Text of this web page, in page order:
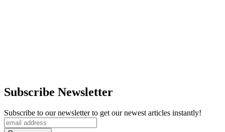
Subscribe Newsletter
Subscribe to our newsletter to get our newest articles instantly!